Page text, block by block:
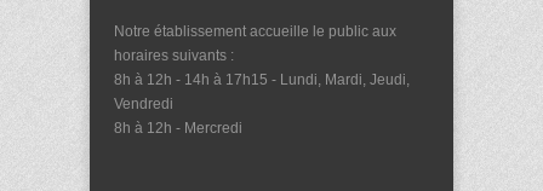
Notre établissement accueille le public aux
horaires suivants :
8h à 12h - 14h à 17h15 - Lundi, Mardi, Jeudi,
Vendredi
8h à 12h - Mercredi